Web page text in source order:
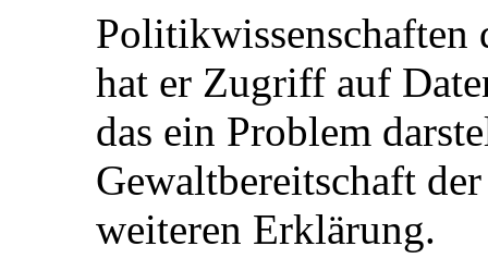
Politikwissenschaften
hat er Zugriff auf
das ein Problem
Gewaltbereitschaft
weiteren Erklärung.